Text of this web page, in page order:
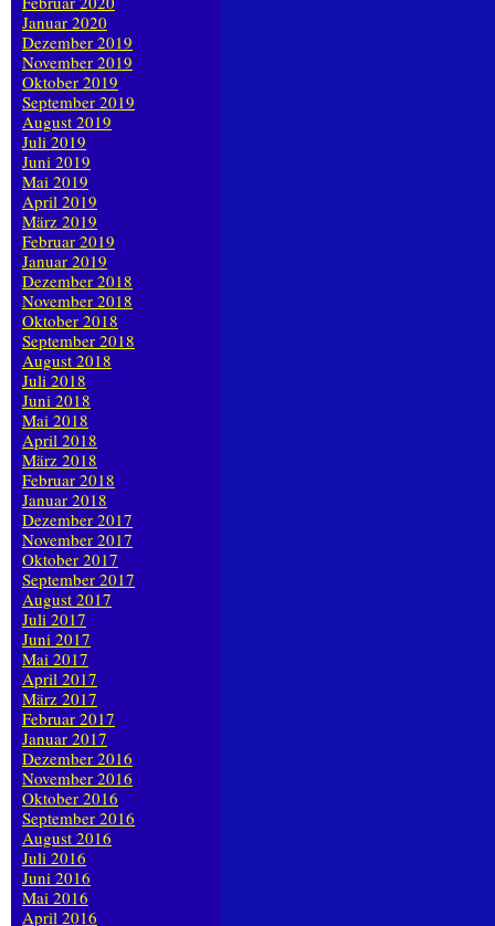
Januar 2020
Dezember 2019
November 2019
Oktober 2019
September 2019
August 2019
Juli 2019
Juni 2019
Mai 2019
April 2019
März 2019
Februar 2019
Januar 2019
Dezember 2018
November 2018
Oktober 2018
September 2018
August 2018
Juli 2018
Juni 2018
Mai 2018
April 2018
März 2018
Februar 2018
Januar 2018
Dezember 2017
November 2017
Oktober 2017
September 2017
August 2017
Juli 2017
Juni 2017
Mai 2017
April 2017
März 2017
Februar 2017
Januar 2017
Dezember 2016
November 2016
Oktober 2016
September 2016
August 2016
Juli 2016
Juni 2016
Mai 2016
April 2016